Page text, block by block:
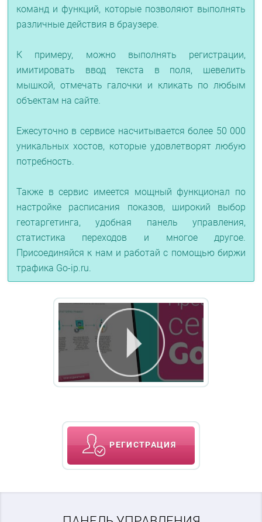
команд и функций, которые позволяют выполнять
различные действия в браузере.
К примеру, можно выполнять регистрации,
имитировать ввод текста в поля, шевелить
мышкой, отмечать галочки и кликать по любым
объектам на сайте.
Ежесуточно в сервисе насчитывается более 50 000
уникальных хостов, которые удовлетворят любую
потребность.
Также в сервис имеется мощный функционал по
настройке расписания показов, широкий выбор
геотаргетинга, удобная панель управления,
статистика переходов и многое другое.
Присоединяйся к нам и работай с помощью биржи
трафика Go-ip.ru.
РЕГИСТРАЦИЯ